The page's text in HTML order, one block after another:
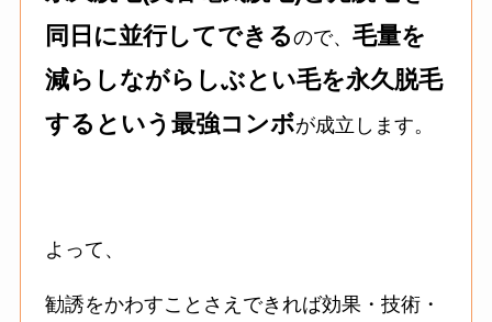
同日に並行してできるので、毛量を
減らしながらしぶとい毛を永久脱毛
するという最強コンボが成立します。
よって、
勧誘をかわすことさえできれば効果・技術・